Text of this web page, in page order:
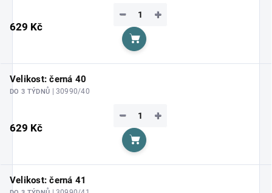
629 Kč
+
−
Do košíku
Velikost: černá 40
DO 3 TÝDNŮ | 30990/40
629 Kč
+
−
Do košíku
Velikost: černá 41